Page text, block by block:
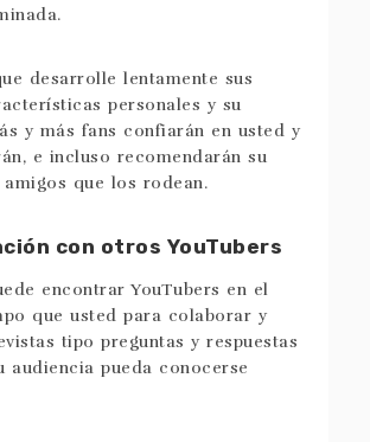
desarrolle lentamente sus
personales y su
y más fans confiarán en usted y
e incluso recomendarán su
que los rodean.
con otros YouTubers
encontrar YouTubers en el
que usted para colaborar y
tipo preguntas y respuestas
audiencia pueda conocerse